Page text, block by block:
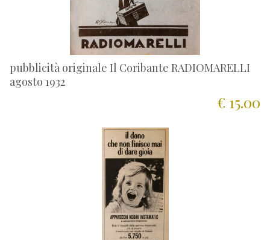
pubblicità originale Il Coribante RADIOMARELLI
agosto 1932
€ 15.00